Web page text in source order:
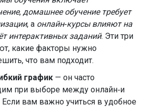
, домашнее обучение требует
, а онлайн‑курсы влияют на
интерактивных заданий. Эти три
какие факторы нужно
что вам подходит.
график — он часто
при выборе между онлайн‑и
вам важно учиться в удобное